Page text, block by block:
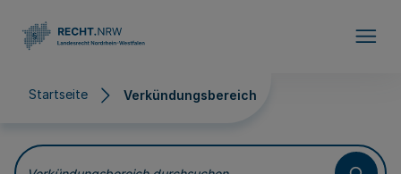
Startseite Verkündungsbereich
Verkündungsbereich